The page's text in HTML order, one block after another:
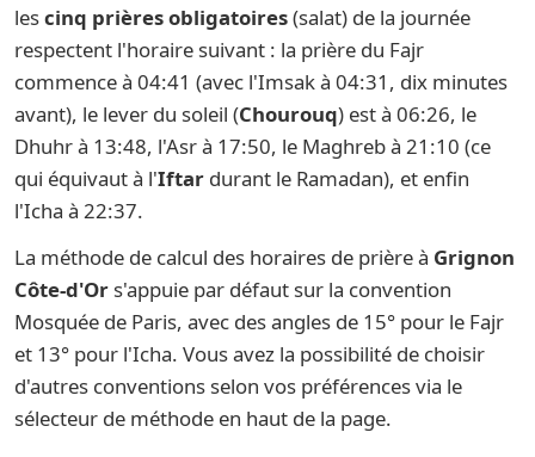
lescinq prières obligatoires(salat) de la journée
respectent l'horaire suivant : la prière du Fajr
commence à 04:41 (avec l'Imsak à 04:31, dix minutes
avant), le lever du soleil (Chourouq) est à 06:26, le
Dhuhr à 13:48, l'Asr à 17:50, le Maghreb à 21:10 (ce
qui équivaut à l'Iftar durant le Ramadan), et enfin
l'Icha à 22:37.
La méthode de calcul des horaires de prière à Grignon
Côte-d'Or s'appuie par défaut sur la convention
Mosquée de Paris, avec des angles de 15° pour le Fajr
et 13° pour l'Icha. Vous avez la possibilité de choisir
d'autres conventions selon vos préférences via le
sélecteur de méthode en haut de la page.